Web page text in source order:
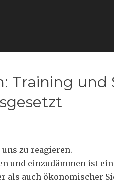
Training und
zu reagieren.
und einzudämmen ist
als auch ökonomischer